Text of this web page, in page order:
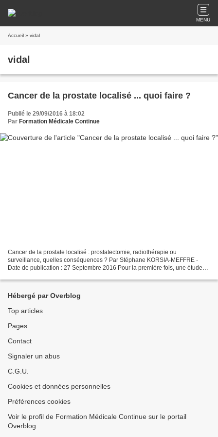
MENU
Accueil » vidal
vidal
Cancer de la prostate localisé ... quoi faire ?
Publié le 29/09/2016 à 18:02
Par Formation Médicale Continue
Cancer de la prostate localisé : prostatectomie, radiothérapie ou
surveillance, quelles conséquences ? Par Stéphane KORSIA-MEFFRE -
Date de publication : 27 Septembre 2016 Pour la première fois, une étude
Hébergé par Overblog
Top articles
Pages
Contact
Signaler un abus
C.G.U.
Cookies et données personnelles
Préférences cookies
Voir le profil de Formation Médicale Continue sur le portail
Overblog